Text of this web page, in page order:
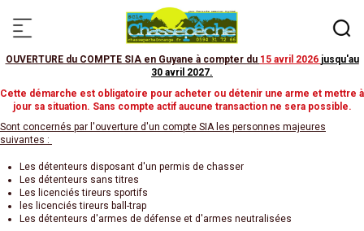
OUVERTURE du COMPTE SIA en Guyane à compter du 15 avril 2026 jusqu'au
30 avril 2027.
Cette démarche est obligatoire pour acheter ou détenir une arme et mettre à
jour sa situation. Sans compte actif aucune transaction ne sera possible.
Sont concernés par l'ouverture d'un compte SIA les personnes majeures
suivantes :
Les détenteurs disposant d'un permis de chasser
Les détenteurs sans titres
Les licenciés tireurs sportifs
les licenciés tireurs ball-trap
Les détenteurs d'armes de défense et d'armes neutralisées